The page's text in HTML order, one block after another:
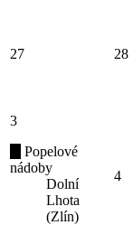
27 28
3
Popelové
nádoby
Dolní
Lhota
(Zlín)
4